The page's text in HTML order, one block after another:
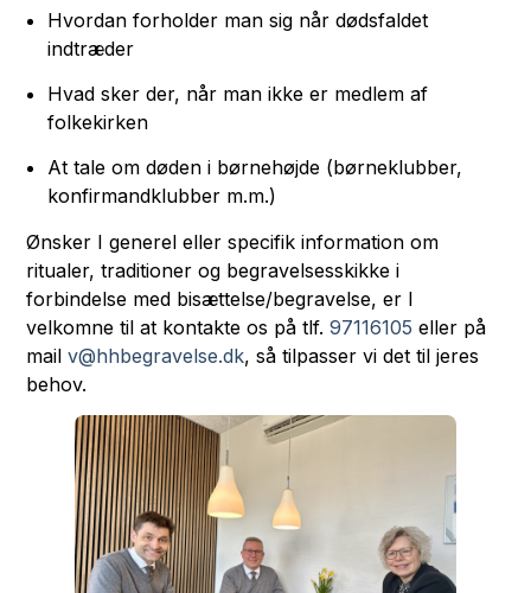
Hvordan forholder man sig når dødsfaldet
indtræder
Hvad sker der, når man ikke er medlem af
folkekirken
At tale om døden i børnehøjde (børneklubber,
konfirmandklubber m.m.)
Ønsker I generel eller specifik information om
ritualer, traditioner og begravelsesskikke i
forbindelse med bisættelse/begravelse, er I
velkomne til at kontakte os på tlf. 97116105 eller på
mail v@hhbegravelse.dk, så tilpasser vi det til jeres
behov.